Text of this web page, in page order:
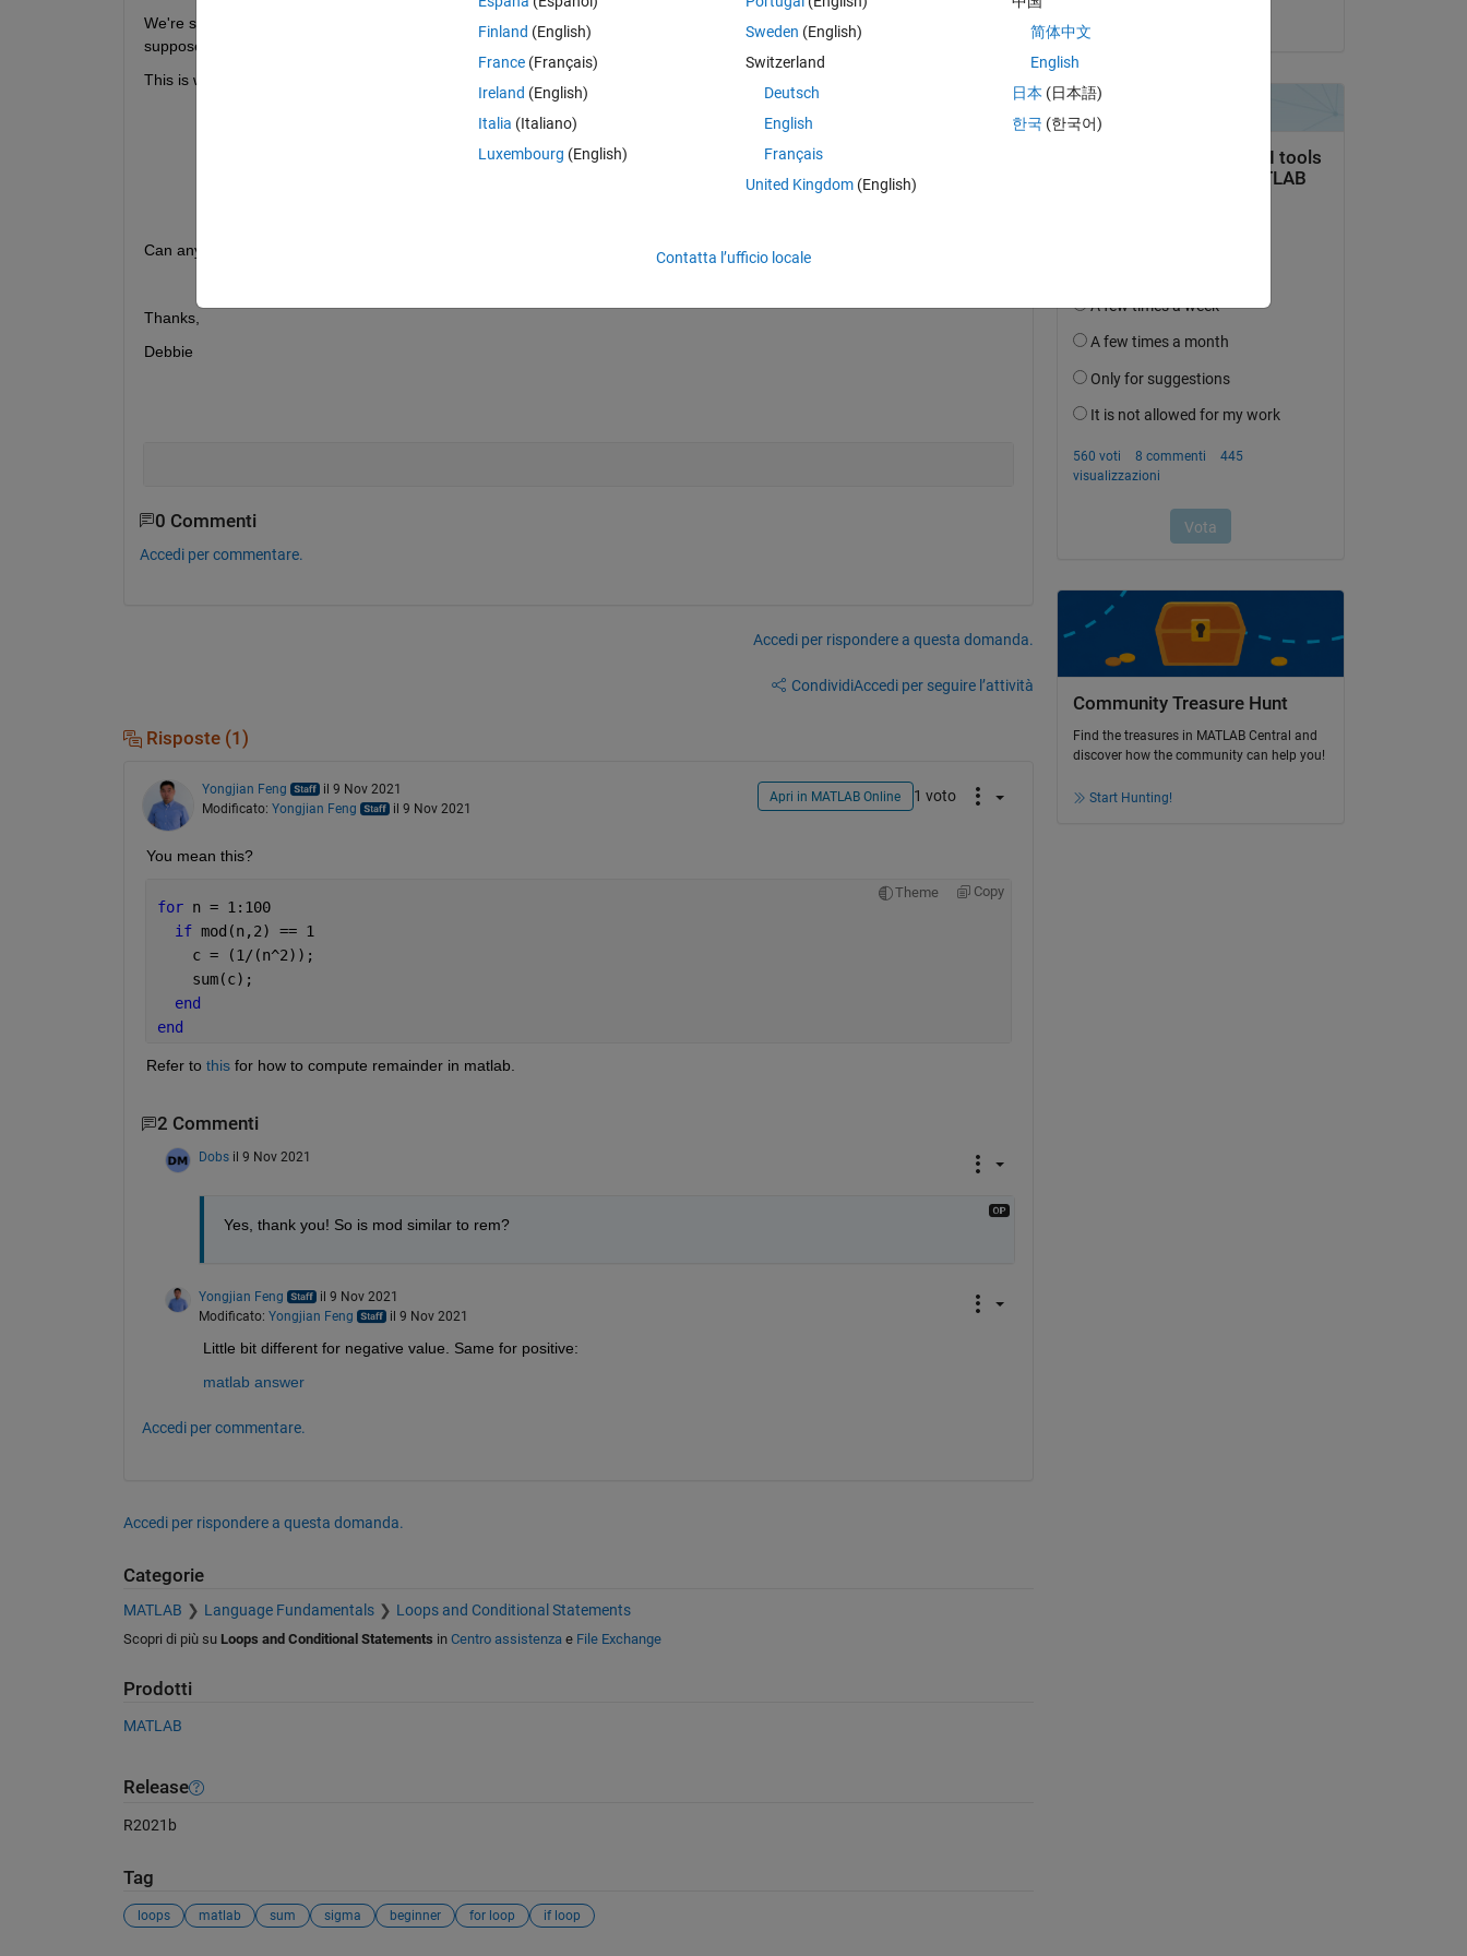
We're supposed to write a loop (it must be a loop!) to calculate the following expression (see attached image). We're
supposed to only sum the values that correspond to odd values of n.
This is what I got so far but I don't know how to specifiy that only only odd values for n are added.
Can anybody help me with that please?
Thanks,
Debbie
0 Commenti
Accedi per commentare.
Accedi per rispondere a questa domanda.
CondividiAccedi per seguire l’attività
Risposte (1)
Yongjian Feng
il 9 Nov 2021
Modificato: Yongjian Feng il 9 Nov 2021
Apri in MATLAB Online 1 voto
You mean this?
Theme Copy
for n = 1:100
if mod(n,2) == 1
    c = (1/(n^2));
    sum(c);
end
end
Refer to this for how to compute remainder in matlab.
2 Commenti
Dobs il 9 Nov 2021
Yes, thank you! So is mod similar to rem?
Yongjian Feng
il 9 Nov 2021
Modificato: Yongjian Feng il 9 Nov 2021
Little bit different for negative value. Same for positive:
matlab answer
Accedi per commentare.
Accedi per rispondere a questa domanda.
Categorie
MATLAB Language Fundamentals Loops and Conditional Statements
Scopri di più su Loops and Conditional Statements in Centro assistenzae File Exchange
Prodotti
MATLAB
Release
R2021b
Tag
loops matlab sum sigma beginner for loop if loop
Community Treasure Hunt
Find the treasures in MATLAB Central and
discover how the community can help you!
Start Hunting!
Finland (English)
France (Français)
Ireland (English)
Italia (Italiano)
Luxembourg (English)
Sweden (English)
Switzerland
Deutsch
English
Français
United Kingdom(English)
简体中文
English
日本 (日本語)
한국 (한국어)
Contatta l’ufficio locale